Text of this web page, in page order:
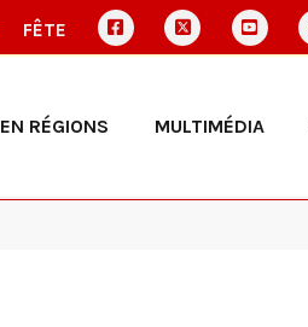
FÊTE
EN RÉGIONS MULTIMÉDIA